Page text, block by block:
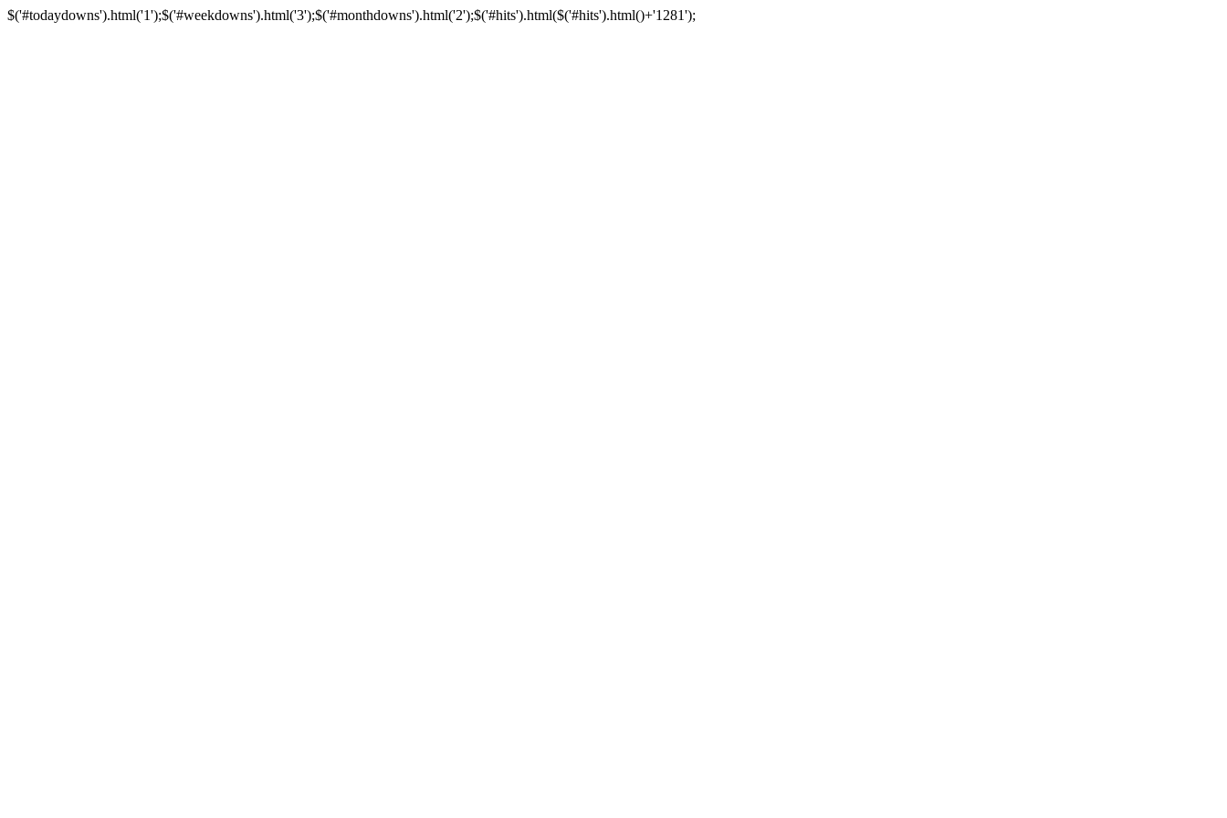
$('#todaydowns').html('1');$('#weekdowns').html('3');$('#monthdowns').html('2');$('#hits').html($('#hits').html()+'1281');